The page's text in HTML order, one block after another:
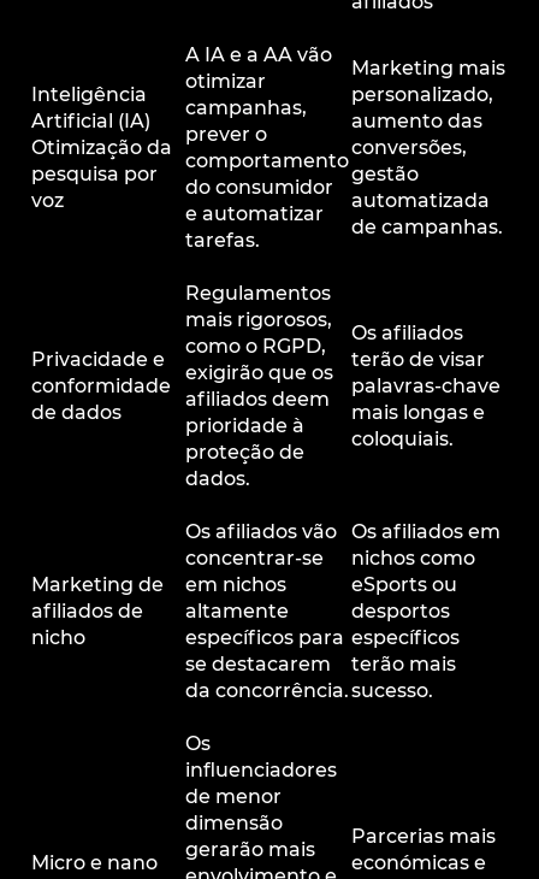
Inteligência
Artificial (IA)
Otimização da
pesquisa por
voz
A IA e a AA vão
otimizar
campanhas,
prever o
comportamento
do consumidor
e automatizar
tarefas.
Marketing mais
personalizado,
aumento das
conversões,
gestão
automatizada
de campanhas.
Privacidade e
conformidade
de dados
Regulamentos
mais rigorosos,
como o RGPD,
exigirão que os
afiliados deem
prioridade à
proteção de
dados.
Os afiliados
terão de visar
palavras-chave
mais longas e
coloquiais.
Marketing de
afiliados de
nicho
Os afiliados vão
concentrar-se
em nichos
altamente
específicos para
se destacarem
da concorrência.
Os afiliados em
nichos como
eSports ou
desportos
específicos
terão mais
sucesso.
Micro e nano
Os
influenciadores
de menor
dimensão
gerarão mais
Parcerias mais
económicas e